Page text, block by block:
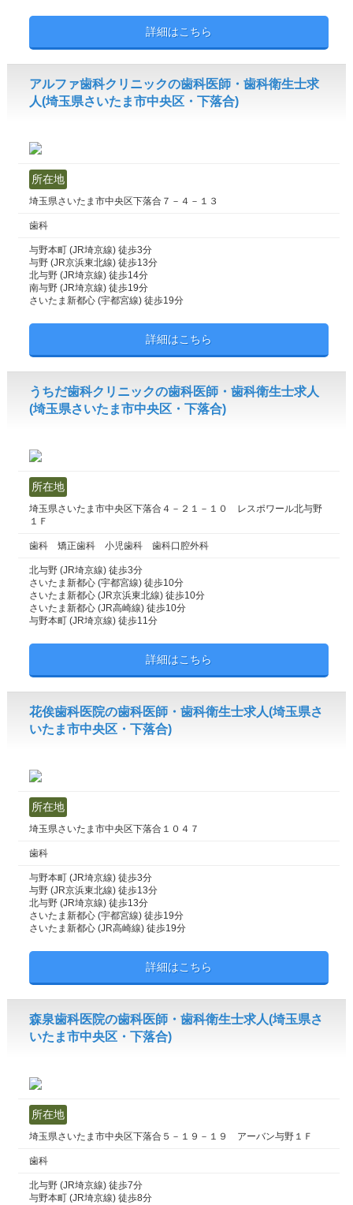
詳細はこちら
アルファ歯科クリニックの歯科医師・歯科衛生士求
人(埼玉県さいたま市中央区・下落合)
所在地
埼玉県さいたま市中央区下落合７－４－１３
歯科
与野本町 (JR埼京線) 徒歩3分
与野 (JR京浜東北線) 徒歩13分
北与野 (JR埼京線) 徒歩14分
南与野 (JR埼京線) 徒歩19分
さいたま新都心 (宇都宮線) 徒歩19分
詳細はこちら
うちだ歯科クリニックの歯科医師・歯科衛生士求人
(埼玉県さいたま市中央区・下落合)
所在地
埼玉県さいたま市中央区下落合４－２１－１０ レスポワール北与野
１Ｆ
歯科 矯正歯科 小児歯科 歯科口腔外科
北与野 (JR埼京線) 徒歩3分
さいたま新都心 (宇都宮線) 徒歩10分
さいたま新都心 (JR京浜東北線) 徒歩10分
さいたま新都心 (JR高崎線) 徒歩10分
与野本町 (JR埼京線) 徒歩11分
詳細はこちら
花俟歯科医院の歯科医師・歯科衛生士求人(埼玉県さ
いたま市中央区・下落合)
所在地
埼玉県さいたま市中央区下落合１０４７
歯科
与野本町 (JR埼京線) 徒歩3分
与野 (JR京浜東北線) 徒歩13分
北与野 (JR埼京線) 徒歩13分
さいたま新都心 (宇都宮線) 徒歩19分
さいたま新都心 (JR高崎線) 徒歩19分
詳細はこちら
森泉歯科医院の歯科医師・歯科衛生士求人(埼玉県さ
いたま市中央区・下落合)
所在地
埼玉県さいたま市中央区下落合５－１９－１９ アーバン与野１Ｆ
歯科
北与野 (JR埼京線) 徒歩7分
与野本町 (JR埼京線) 徒歩8分